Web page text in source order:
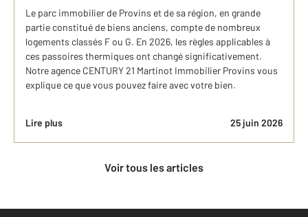
Le parc immobilier de Provins et de sa région, en grande
partie constitué de biens anciens, compte de nombreux
logements classés F ou G. En 2026, les règles applicables à
ces passoires thermiques ont changé significativement.
Notre agence CENTURY 21 Martinot Immobilier Provins vous
explique ce que vous pouvez faire avec votre bien.
Lire plus 25 juin 2026
Voir tous les articles